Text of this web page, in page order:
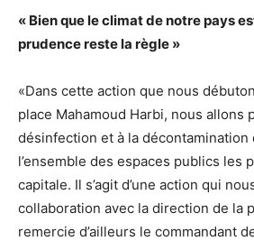
« Bien que le climat de notre pays
prudence reste la règle »
«Dans cette action que nous
place Mahamoud Harbi, nous allons
désinfection et à la décontamination
l’ensemble des espaces publics les
capitale. Il s’agit d’une action qui
collaboration avec la direction de la
remercie d’ailleurs le commandant